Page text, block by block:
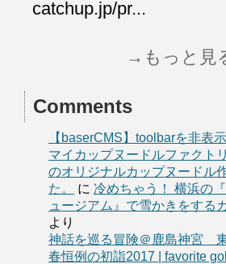
catchup.jp/pr...
→もっと見
Comments
【baserCMS】toolbarを非表示
マイカップヌードルファクト
のオリジナルカップヌードル
た。
に 冷めちゃう！ 横浜の
ュージアム』で雪かきをする
より
神話を巡る冒険＠鹿島神宮
春恒例の初詣2017 | favorite